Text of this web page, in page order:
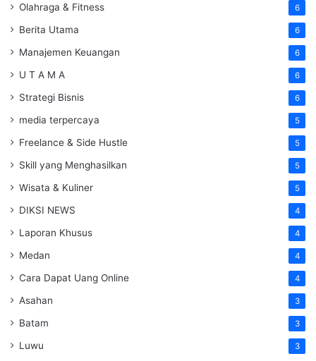
Olahraga & Fitness 6
Berita Utama 6
Manajemen Keuangan 6
U T A M A 6
Strategi Bisnis 6
media terpercaya 5
Freelance & Side Hustle 5
Skill yang Menghasilkan 5
Wisata & Kuliner 5
DIKSI NEWS 4
Laporan Khusus 4
Medan 4
Cara Dapat Uang Online 4
Asahan 3
Batam 3
Luwu 3